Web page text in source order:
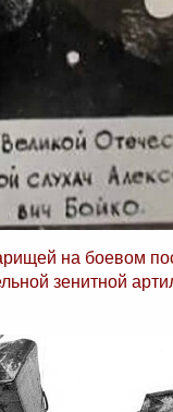
на боевом
зенитной